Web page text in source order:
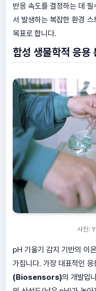
반응 속도를 결정하는 데
서 발생하는 복잡한 환경
목표로 합니다.
합성 생물학적 응용
사진:
pH 기울기 감지 기반의 이
가집니다. 가장 대표적인 응
(Biosensors)의 개발입